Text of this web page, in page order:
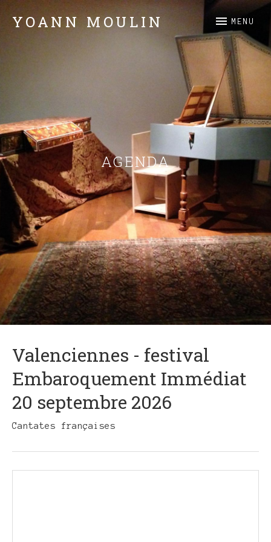
YOANN MOULIN MENU
AGENDA
Valenciennes - festival
Embaroquement Immédiat
20 septembre 2026
Cantates françaises